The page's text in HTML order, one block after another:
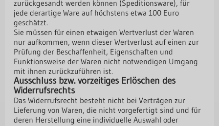
zurückgesandt werden können (Speditionsware), für
jede derartige Ware auf höchstens etwa 100 Euro
geschätzt.
Sie müssen für einen etwaigen Wertverlust der Waren
nur aufkommen, wenn dieser Wertverlust auf einen zur
Prüfung der Beschaffenheit, Eigenschaften und
Funktionsweise der Waren nicht notwendigen Umgang
mit ihnen zurückzuführen ist.
Ausschluss bzw. vorzeitiges Erlöschen des
Widerrufsrechts
Das Widerrufsrecht besteht nicht bei Verträgen zur
Lieferung von Waren, die nicht vorgefertigt sind und für
deren Herstellung eine individuelle Auswahl oder